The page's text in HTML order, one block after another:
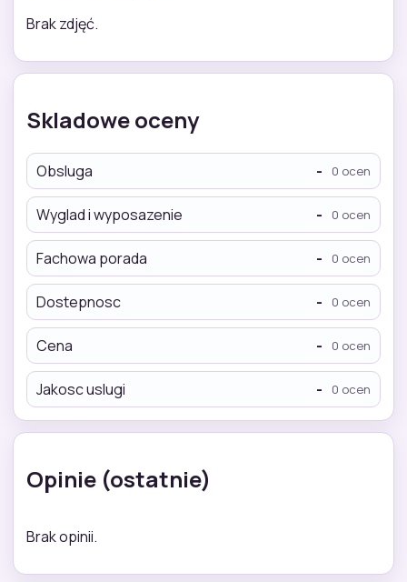
Brak zdjęć.
Skladowe oceny
Obsluga - 0 ocen
Wyglad i wyposazenie - 0 ocen
Fachowa porada - 0 ocen
Dostepnosc - 0 ocen
Cena - 0 ocen
Jakosc uslugi - 0 ocen
Opinie (ostatnie)
Brak opinii.